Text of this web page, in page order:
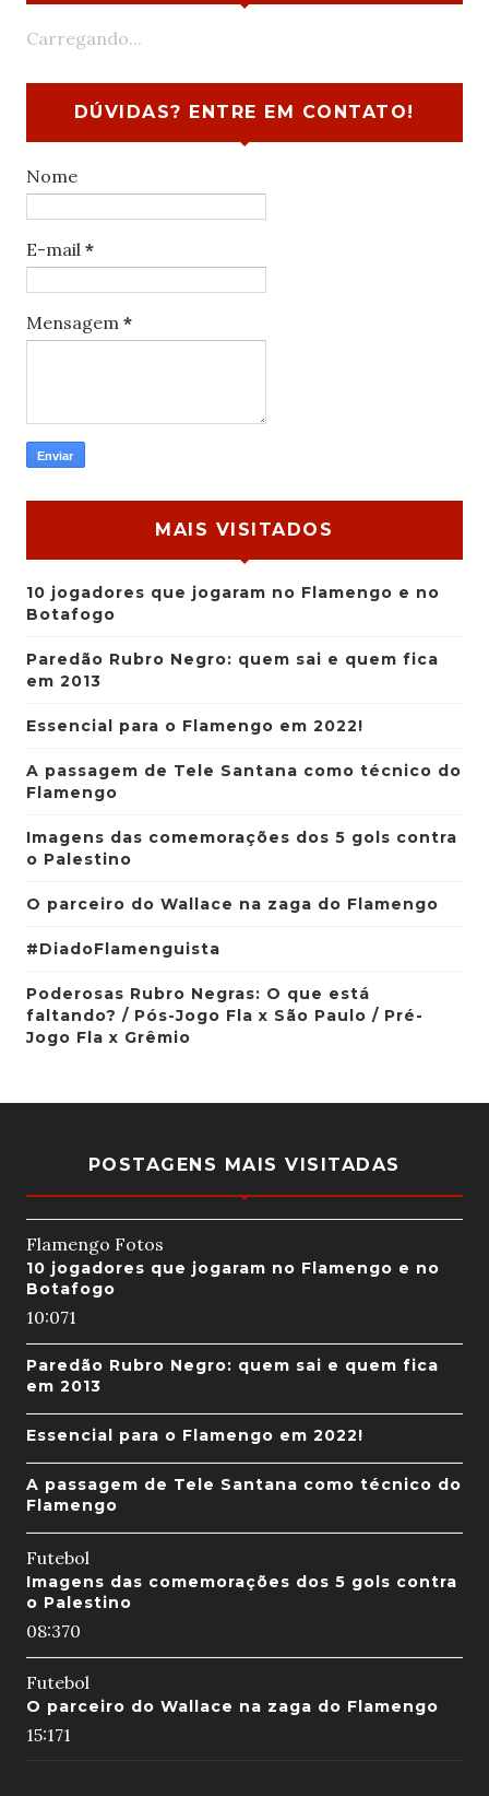
Carregando...
DÚVIDAS? ENTRE EM CONTATO!
Nome
E-mail *
Mensagem *
MAIS VISITADOS
10 jogadores que jogaram no Flamengo e no
Botafogo
Paredão Rubro Negro: quem sai e quem fica
em 2013
Essencial para o Flamengo em 2022!
A passagem de Tele Santana como técnico do
Flamengo
Imagens das comemorações dos 5 gols contra
o Palestino
O parceiro do Wallace na zaga do Flamengo
#DiadoFlamenguista
Poderosas Rubro Negras: O que está
faltando? / Pós-Jogo Fla x São Paulo / Pré-
Jogo Fla x Grêmio
POSTAGENS MAIS VISITADAS
Flamengo Fotos
10 jogadores que jogaram no Flamengo e no
Botafogo
10:071
Paredão Rubro Negro: quem sai e quem fica
em 2013
Essencial para o Flamengo em 2022!
A passagem de Tele Santana como técnico do
Flamengo
Futebol
Imagens das comemorações dos 5 gols contra
o Palestino
08:370
Futebol
O parceiro do Wallace na zaga do Flamengo
15:171